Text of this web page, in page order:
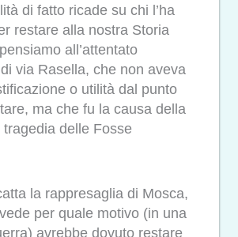
di fatto ricade su chi l’ha
restare alla nostra Storia
all’attentato
via Rasella, che non aveva
o utilità dal punto
ma che fu la causa della
delle Fosse
la rappresaglia di Mosca,
per quale motivo (in una
avrebbe dovuto restare